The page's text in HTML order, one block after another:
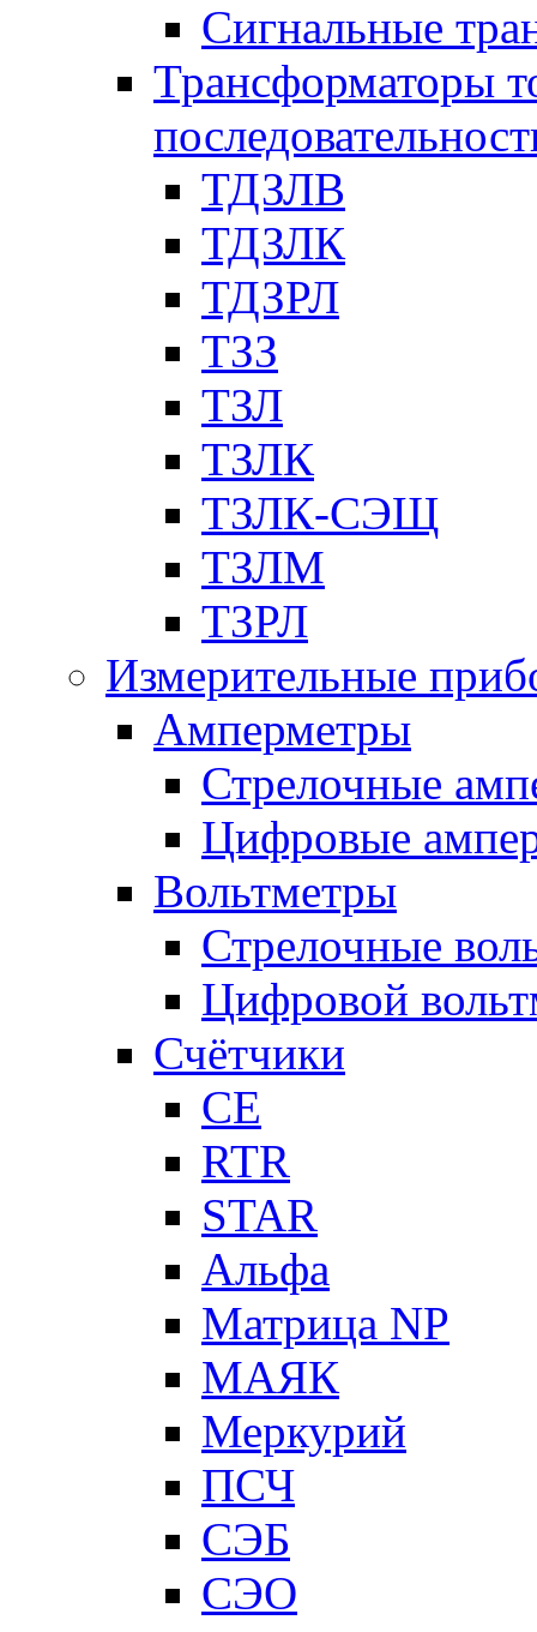
Сигнальные
Трансформаторы
ТДЗЛВ
ТДЗЛК
ТДЗРЛ
ТЗЗ
ТЗЛ
ТЗЛК
ТЗЛК-СЭЩ
ТЗЛМ
ТЗРЛ
Измерительные
Амперметры
Стрелочные
Цифровые
Вольтметры
Стрелочные
Цифровой
Счётчики
CE
RTR
STAR
Альфа
Матрица NP
МАЯК
Меркурий
ПСЧ
СЭБ
СЭО